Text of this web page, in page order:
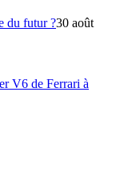
du futur ?30 août
V6 de Ferrari à